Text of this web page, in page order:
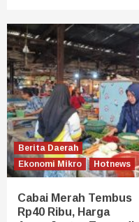
Berita Daerah
Ekonomi Mikro
Hotnews
Cabai Merah Tembus
Rp40 Ribu, Harga